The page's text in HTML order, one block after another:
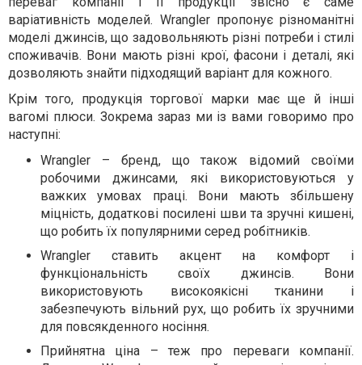
варіативність моделей. Wrangler пропонує різноманітні
моделі джинсів, що задовольняють різні потреби і стилі
споживачів. Вони мають різні крої, фасони і деталі, які
дозволяють знайти підходящий варіант для кожного.
Крім того, продукція торгової марки має ще й інші
вагомі плюси. Зокрема зараз ми із вами говоримо про
наступні:
Wrangler – бренд, що також відомий своїми
робочими джинсами, які використовуються у
важких умовах праці. Вони мають збільшену
міцність, додаткові посилені шви та зручні кишені,
що робить їх популярними серед робітників.
Wrangler ставить акцент на комфорт і
функціональність своїх джинсів. Вони
використовують високоякісні тканини і
забезпечують вільний рух, що робить їх зручними
для повсякденного носіння.
Прийнятна ціна – теж про переваги компанії.